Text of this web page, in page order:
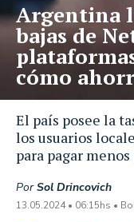
El país posee la
los usuarios
para pagar
PorSol Drincovich
13.05.2024 • 06:15hs •
Argentina
bajas de
cómo